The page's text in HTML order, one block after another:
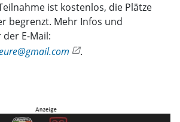
ist kostenlos, die Plätze
begrenzt. Mehr Infos und
E-Mail:
.